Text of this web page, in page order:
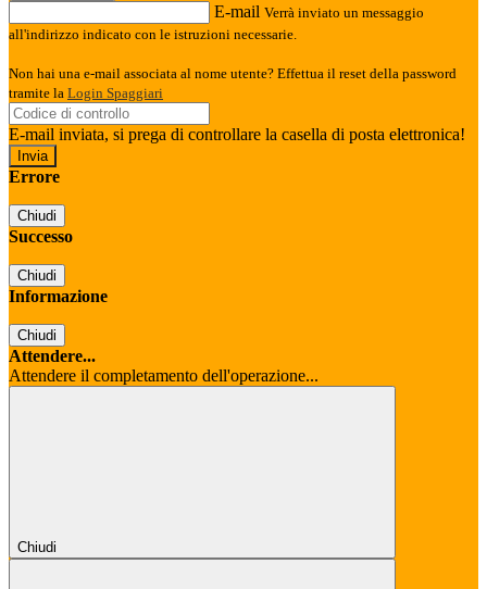
E-mail Verrà inviato un messaggio
all'indirizzo indicato con le istruzioni necessarie.
Non hai una e-mail associata al nome utente? Effettua il reset della password
tramite la Login Spaggiari
E-mail inviata, si prega di controllare la casella di posta elettronica!
Errore
Chiudi
Successo
Chiudi
Informazione
Chiudi
Attendere...
Attendere il completamento dell'operazione...
Chiudi